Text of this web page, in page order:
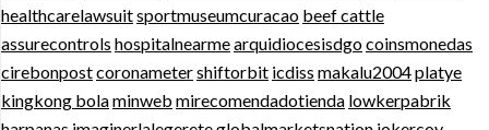
healthcarelawsuitsportmuseumcuracao beef cattle
assurecontrols hospitalnearmearquidiocesisdgocoinsmonedas
cirebonpostcoronametershiftorbit icdiss makalu2004platye
kingkong bolaminweb mirecomendadotienda lowkerpabrik